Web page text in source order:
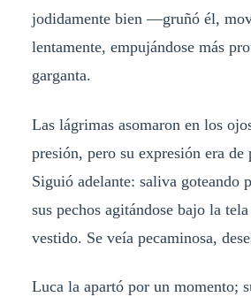
jodidamente bien —gruñó él,
lentamente, empujándose más
garganta.
Las lágrimas asomaron en los
presión, pero su expresión era de
Siguió adelante: saliva goteando
sus pechos agitándose bajo la
vestido. Se veía pecaminosa,
Luca la apartó por un momento;